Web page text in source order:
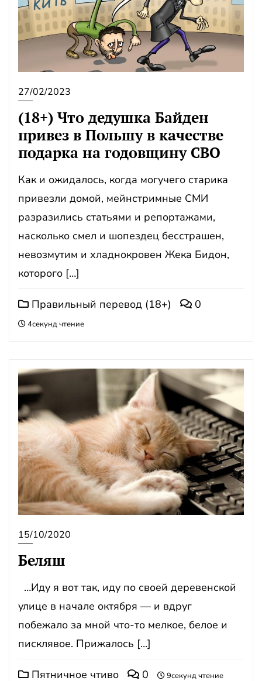
27/02/2023
(18+) Что дедушка Байден
привез в Польшу в качестве
подарка на годовщину СВО
Как и ожидалось, когда могучего старика
привезли домой, мейнстримные СМИ
разразились статьями и репортажами,
насколько смел и шопездец бесстрашен,
невозмутим и хладнокровен Жека Бидон,
которого […]
Правильный перевод (18+) 0
4секунд чтение
15/10/2020
Беляш
…Иду я вот так, иду по своей деревенской
улице в начале октября — и вдруг
побежало за мной что-то мелкое, белое и
писклявое. Прижалось […]
Пятничное чтиво 0 9секунд чтение